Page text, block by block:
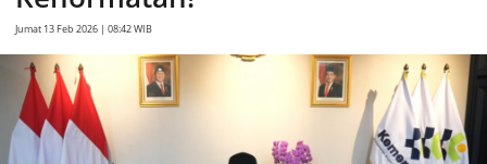
Jumat 13 Feb 2026 | 08:42 WIB